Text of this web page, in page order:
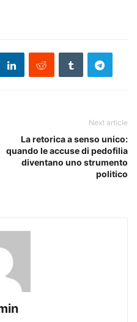
Next article
La retorica a senso unico:
quando le accuse di pedofilia
diventano uno strumento
politico